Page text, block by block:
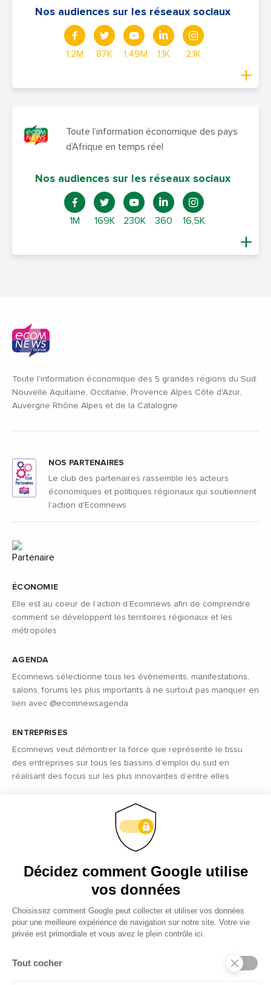
Nos audiences sur les réseaux sociaux
1,2M 87K 1,49M 1,1K 2,1K
Toute l’information économique des pays
d’Afrique en temps réel
Nos audiences sur les réseaux sociaux
1M 169K 230K 360 16,5K
Toute l'information économique des 5 grandes régions du Sud:
Nouvelle Aquitaine, Occitanie, Provence Alpes Côte d'Azur,
Auvergne Rhône Alpes et de la Catalogne
ÉCONOMIE
Elle est au coeur de l’action d’Ecomnews afin de comprendre
comment se développent les territoires régionaux et les
métropoles
AGENDA
Ecomnews sélectionne tous les évènements, manifestations,
salons, forums les plus importants à ne surtout pas manquer en
lien avec @ecomnewsagenda
ENTREPRISES
Ecomnews veut démontrer la force que représente le tissu
des entreprises sur tous les bassins d’emploi du sud en
réalisant des focus sur les plus innovantes d’entre elles
Retrouvez tous les reportages et interviews de terrain réalisés
par nos journalistes professionnels sur les acteurs régionaux
EMPLOI
C’est une priorité pour Ecomnews d’aider les personnes qui
recherchent un emploi ou une formation. Retrouvez aussi les
offres d’emploi des entreprises
Quels sont les décideurs qui font l’actualité économique et
NOS PARTENAIRES
Le club des partenaires rassemble les acteurs
économiques et politiques régionaux qui soutiennent
l'action d'Ecomnews